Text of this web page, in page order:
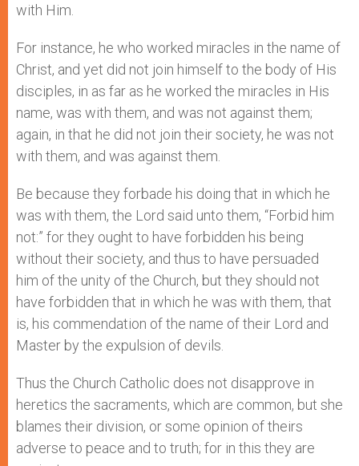
with Him.
For instance, he who worked miracles in the name of
Christ, and yet did not join himself to the body of His
disciples, in as far as he worked the miracles in His
name, was with them, and was not against them;
again, in that he did not join their society, he was not
with them, and was against them.
Be because they forbade his doing that in which he
was with them, the Lord said unto them, “Forbid him
not:” for they ought to have forbidden his being
without their society, and thus to have persuaded
him of the unity of the Church, but they should not
have forbidden that in which he was with them, that
is, his commendation of the name of their Lord and
Master by the expulsion of devils.
Thus the Church Catholic does not disapprove in
heretics the sacraments, which are common, but she
blames their division, or some opinion of theirs
adverse to peace and to truth; for in this they are